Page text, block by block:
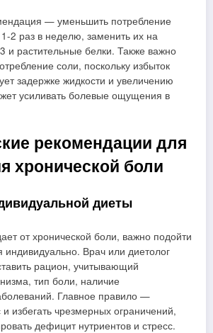
— уменьшить потребление
2 раз в неделю, заменить их на
и растительные белки. Также важно
соли, поскольку избыток
задержке жидкости и увеличению
усиливать болевые ощущения в
рекомендации для
хронической боли
диеты
от хронической боли, важно подойти
индивидуально. Врач или диетолог
рацион, учитывающий
тип боли, наличие
Главное правило —
избегать чрезмерных ограничений,
дефицит нутриентов и стресс.